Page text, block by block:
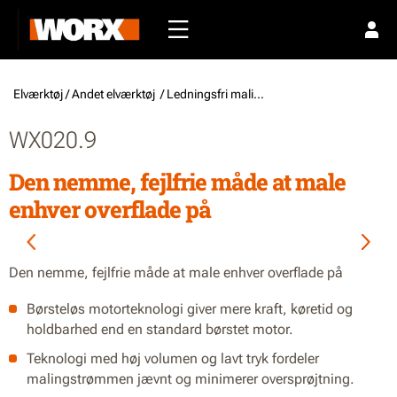
Elværktøj /Andet elværktøj / Ledningsfri malingsprøjter
WX020.9
Den nemme, fejlfrie måde at male
enhver overflade på
Den nemme, fejlfrie måde at male enhver overflade på
Børsteløs motorteknologi giver mere kraft, køretid og
holdbarhed end en standard børstet motor.
Teknologi med høj volumen og lavt tryk fordeler
malingstrømmen jævnt og minimerer oversprøjtning.